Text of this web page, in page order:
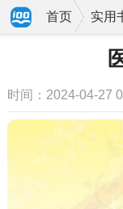
首页 实用
时间：2024-04-27